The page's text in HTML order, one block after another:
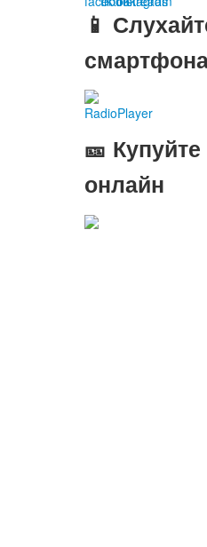
📱
RadioPlayer
🎫
онлайн